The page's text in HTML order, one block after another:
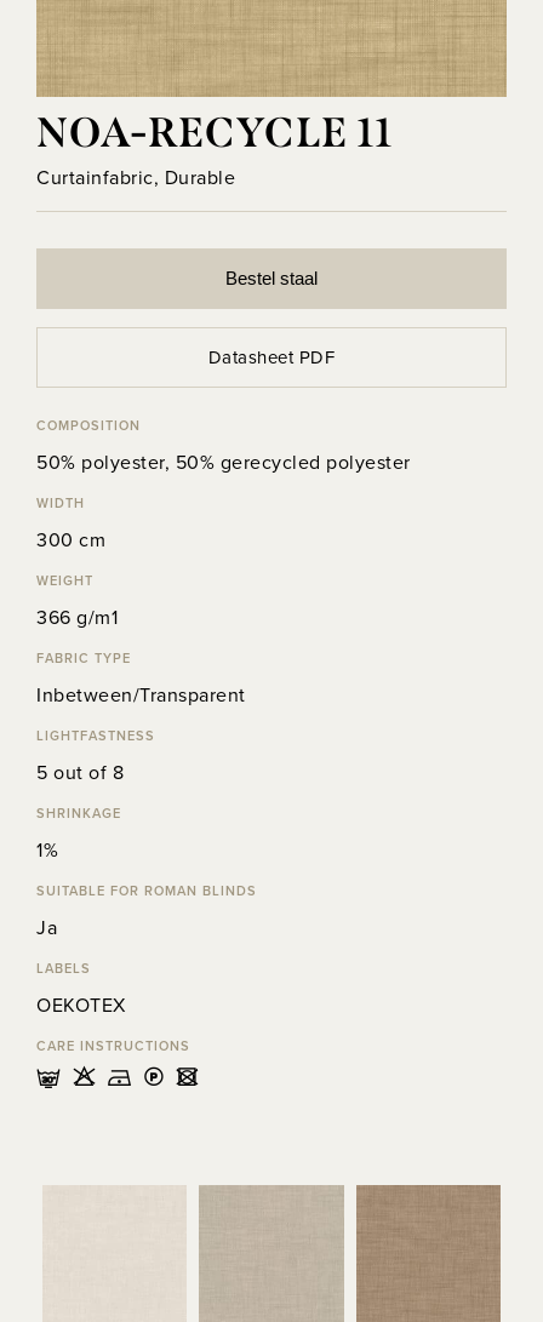
NOA-RECYCLE 11
Curtainfabric, Durable
Bestel staal
Datasheet PDF
COMPOSITION
50% polyester, 50% gerecycled polyester
WIDTH
300 cm
WEIGHT
366 g/m1
FABRIC TYPE
Inbetween/Transparent
LIGHTFASTNESS
5 out of 8
SHRINKAGE
1%
SUITABLE FOR ROMAN BLINDS
Ja
LABELS
OEKOTEX
CARE INSTRUCTIONS
mHDLU